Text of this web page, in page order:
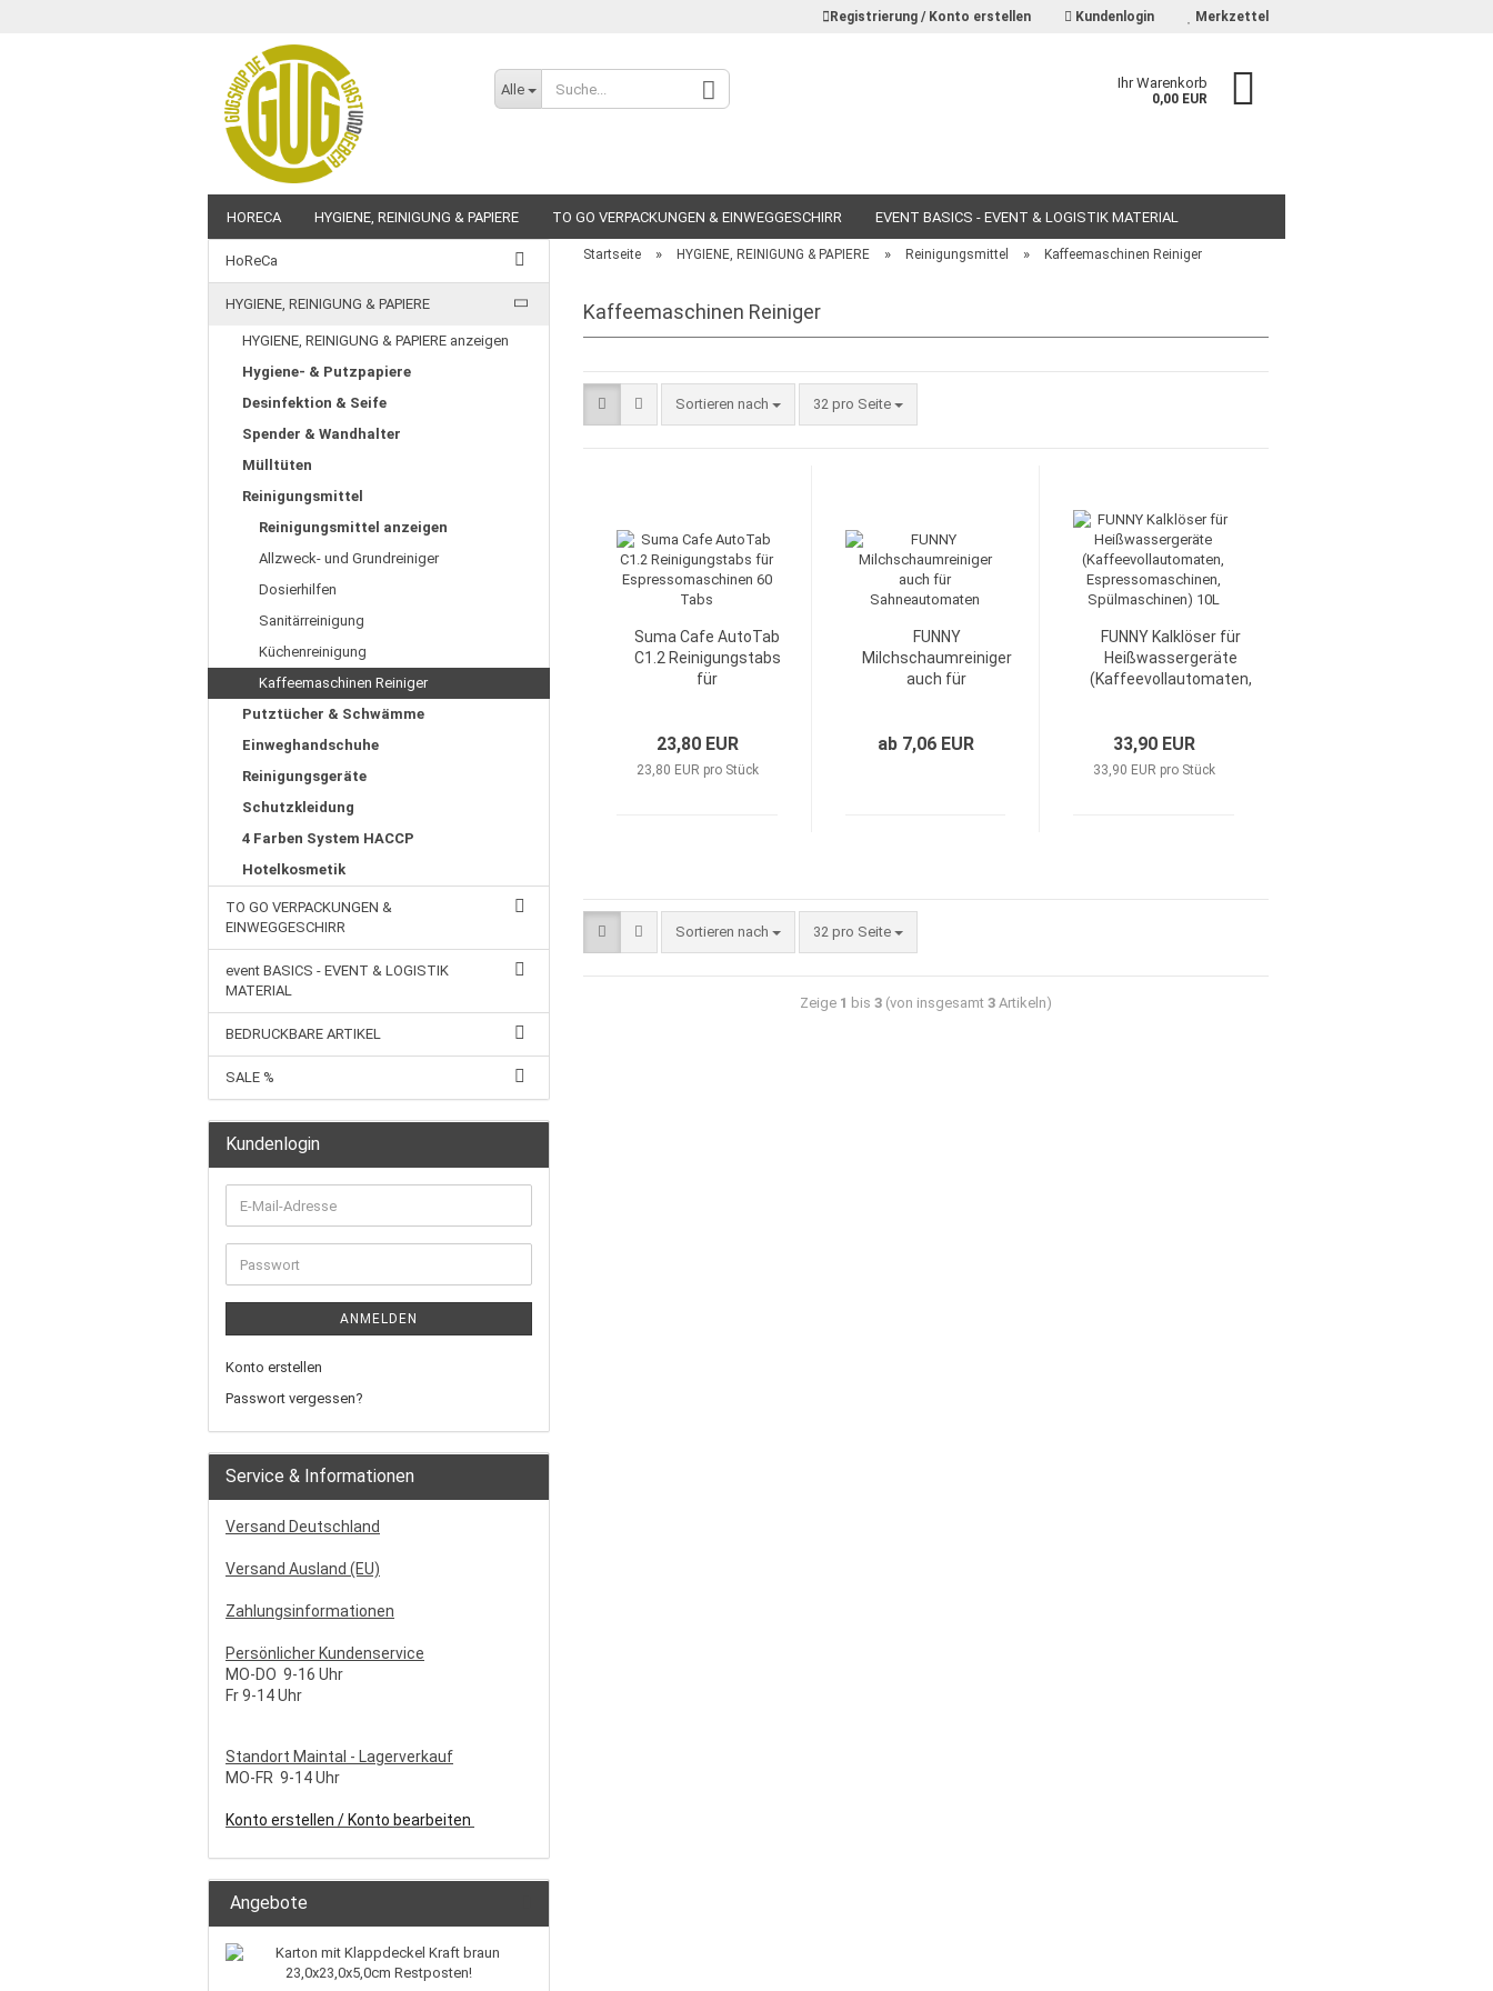
Registrierung / Konto erstellen Kundenlogin Merkzettel
Alle Ihr Warenkorb
0,00 EUR
HORECA HYGIENE, REINIGUNG & PAPIERE TO GO VERPACKUNGEN & EINWEGGESCHIRR EVENT BASICS - EVENT & LOGISTIK MATERIAL
BEDRUCKBARE ARTIKEL Startseite » HYGIENE, REINIGUNG & PAPIERE » Reinigungsmittel » Kaffeemaschinen Reiniger
Kaffeemaschinen Reiniger
Sortieren nach 32 pro Seite
Suma Cafe AutoTab
C1.2 Reinigungstabs
für
23,80 EUR
23,80 EUR pro Stück
FUNNY
Milchschaumreiniger
auch für
ab 7,06 EUR
FUNNY Kalklöser für
Heißwassergeräte
(Kaffeevollautomaten,
33,90 EUR
33,90 EUR pro Stück
Sortieren nach 32 pro Seite
Zeige 1 bis3 (von insgesamt3 Artikeln)
HoReCa
HYGIENE, REINIGUNG & PAPIERE
HYGIENE, REINIGUNG & PAPIERE anzeigen
Hygiene- & Putzpapiere
Desinfektion & Seife
Spender & Wandhalter
Mülltüten
Reinigungsmittel
Reinigungsmittel anzeigen
Allzweck- und Grundreiniger
Dosierhilfen
Sanitärreinigung
Küchenreinigung
Kaffeemaschinen Reiniger
Putztücher & Schwämme
Einweghandschuhe
Reinigungsgeräte
Schutzkleidung
4 Farben System HACCP
Hotelkosmetik
TO GO VERPACKUNGEN &
EINWEGGESCHIRR
event BASICS - EVENT & LOGISTIK
MATERIAL
BEDRUCKBARE ARTIKEL
SALE %
Kundenlogin
ANMELDEN
Konto erstellen
Passwort vergessen?
Service & Informationen
Versand Deutschland
Versand Ausland (EU)
Zahlungsinformationen
Persönlicher Kundenservice
MO-DO 9-16 Uhr
Fr 9-14 Uhr
Standort Maintal - Lagerverkauf
MO-FR 9-14 Uhr
Konto erstellen / Konto bearbeiten
Angebote